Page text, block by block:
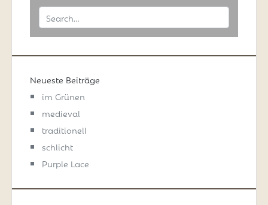
Neueste Beiträge
im Grünen
medieval
traditionell
schlicht
Purple Lace